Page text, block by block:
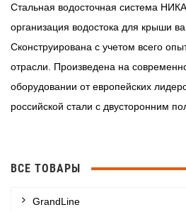
Стальная водосточная система
организация водостока для крыши
Сконструирована с учетом всего
отрасли. Произведена на
оборудовании от европейских
российской стали с двусторонним
ВСЕ ТОВАРЫ
GrandLine